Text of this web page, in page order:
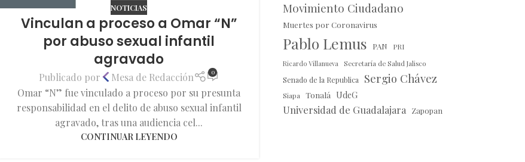
NOTICIAS
Vinculan a proceso a Omar “N”
por abuso sexual infantil
agravado
Publicado por Mesa de Redacción 0
Omar “N” fue vinculado a proceso por su presunta
responsabilidad en el delito de abuso sexual infantil
agravado, tras una audiencia cel...
CONTINUAR LEYENDO
NOTICIAS
Detienen a Omar Bravo por
abuso sexual infantil agravado
en Jalisco
Publicado por Mesa de Redacción
La Fiscalía confirma la aprehensión del exdelantero
de Chivas tras una denuncia presentada por una
Movimiento Ciudadano
Muertes por Coronavirus
Pablo Lemus PAN PRI
Ricardo Villanueva Secretaría de Salud Jalisco
Senado de la Republica Sergio Chávez
Siapa Tonalá UdeG
Universidad de Guadalajara Zapopan